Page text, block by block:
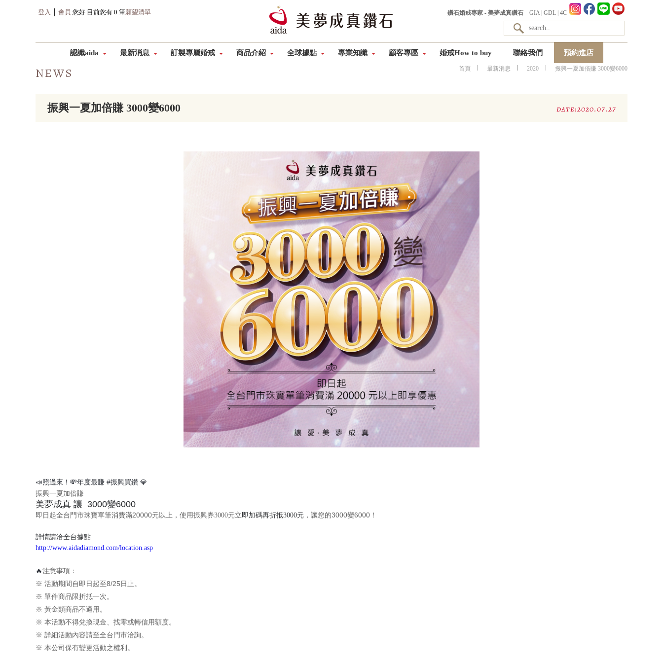
登入 會員 您好 目前您有 0 筆願望清單 鑽石婚戒專家 - 美夢成真鑽石 GIA| GDL| 4C
認識aida 最新消息 訂製專屬婚戒 商品介紹 全球據點 專業知識 顧客專區 婚戒How to buy 聯絡我們 預約進店
首頁 最新消息 2020 振興一夏加倍賺 3000變6000
NEWS
振興一夏加倍賺 3000變6000 date:2020.07.27
📣照過來！ 💸年度最賺 #振興買鑽 💎
振興一夏加倍賺
美夢成真 讓 3000變6000
即日起全台門市珠寶單筆消費滿20000元以上 ，使用振興券3000元立即加碼再折抵3000元 ， 讓您的3000變6000 ！
詳情請洽全台據點
http://www.aidadiamond.com/location.asp
🔥注意事項：
※ 活動期間自即日起至8/25 日止。
※ 單件商品限折抵一次。
※ 黃金類商品不適用。
※ 本活動不得兌換現金、找零或轉信用額度。
※ 詳細活動內容請至全台門市洽詢。
※ 本公司保有變更活動之權利。